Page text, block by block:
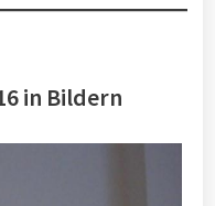
in Bildern